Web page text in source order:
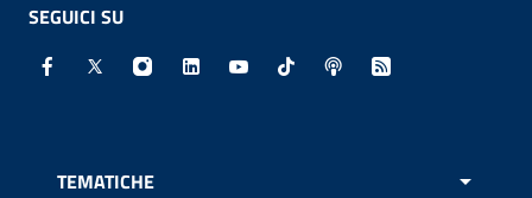
SEGUICI SU
Facebook - Sito esterno - Apertura in nuova finestra
X - Sito esterno - Apertura in nuova finestra
Instagram - Sito esterno - Apertura in
Linkedin - Sito esterno - Apertura in
Youtube - Sito esterno -
TikTok - Sito esterno -
Spreaker - Sito
Feed RSS -
TEMATICHE